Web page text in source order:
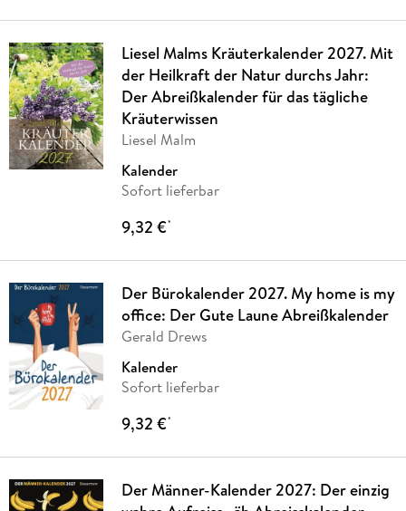
Liesel Malms Kräuterkalender 2027. Mit
der Heilkraft der Natur durchs Jahr:
Der Abreißkalender für das tägliche
Kräuterwissen
Liesel Malm
Kalender
Sofort lieferbar
9,32 €*
Der Bürokalender 2027. My home is my
office: Der Gute Laune Abreißkalender
Gerald Drews
Kalender
Sofort lieferbar
9,32 €*
Der Männer-Kalender 2027: Der einzig